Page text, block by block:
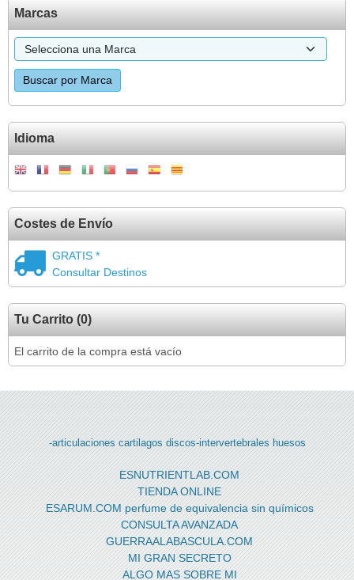
Marcas
Idioma
Costes de Envío
GRATIS *
Consultar Destinos
Tu Carrito (0)
El carrito de la compra está vacío
-articulaciones cartilagos discos-intervertebrales huesos
ESNUTRIENTLAB.COM
TIENDA ONLINE
ESARUM.COM perfume de equivalencia sin químicos
CONSULTA AVANZADA
GUERRAALABASCULA.COM
MI GRAN SECRETO
ALGO MAS SOBRE MI